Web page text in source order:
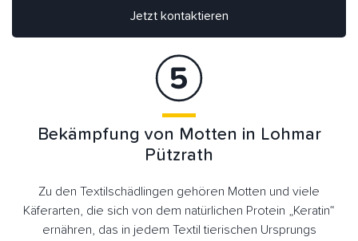
Jetzt kontaktieren
Bekämpfung von Motten in Lohmar
Pützrath
Zu den Textilschädlingen gehören Motten und viele
Käferarten, die sich von dem natürlichen Protein „Keratin“
ernähren, das in jedem Textil tierischen Ursprungs